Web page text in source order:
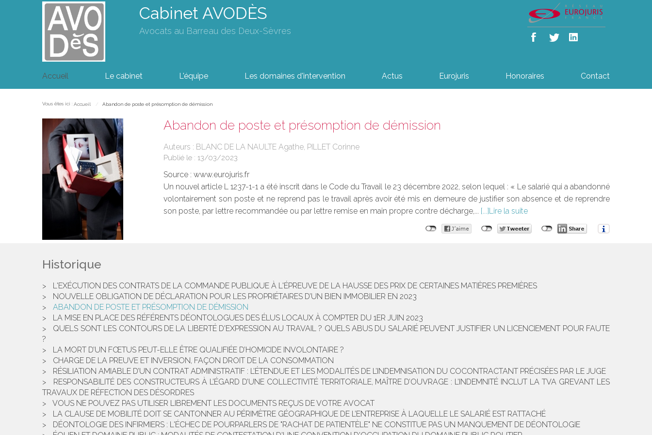
Cabinet AVODÈS
Avocats au Barreau des Deux-Sèvres
Accueil Le cabinet L'équipe Les domaines d'intervention Actus Eurojuris Honoraires Contact
Vous êtes ici : Accueil Abandon de poste et présomption de démission
Abandon de poste et présomption de démission
Auteurs : BLANC DE LA NAULTE Agathe, PILLET Corinne
Publié le : 13/03/2023
Source : www.eurojuris.fr
Un nouvel article L 1237-1-1 a été inscrit dans le Code du Travail le 23 décembre 2022, selon lequel : « Le salarié qui a abandonné
volontairement son poste et ne reprend pas le travail après avoir été mis en demeure de justifier son absence et de reprendre
son poste, par lettre recommandée ou par lettre remise en main propre contre décharge,...
Lire la suite
Historique
L'EXÉCUTION DES CONTRATS DE LA COMMANDE PUBLIQUE À L'ÉPREUVE DE LA HAUSSE DES PRIX DE CERTAINES MATIÈRES PREMIÈRES
NOUVELLE OBLIGATION DE DÉCLARATION POUR LES PROPRIÉTAIRES D’UN BIEN IMMOBILIER EN 2023
ABANDON DE POSTE ET PRÉSOMPTION DE DÉMISSION
LA MISE EN PLACE DES RÉFÉRENTS DÉONTOLOGUES DES ÉLUS LOCAUX À COMPTER DU 1ER JUIN 2023
QUELS SONT LES CONTOURS DE LA LIBERTÉ D'EXPRESSION AU TRAVAIL ? QUELS ABUS DU SALARIÉ PEUVENT JUSTIFIER UN LICENCIEMENT POUR FAUTE
?
LA MORT D’UN FŒTUS PEUT-ELLE ÊTRE QUALIFIÉE D’HOMICIDE INVOLONTAIRE ?
CHARGE DE LA PREUVE ET INVERSION, FAÇON DROIT DE LA CONSOMMATION
RÉSILIATION AMIABLE D’UN CONTRAT ADMINISTRATIF : L’ÉTENDUE ET LES MODALITÉS DE L’INDEMNISATION DU COCONTRACTANT PRÉCISÉES PAR LE JUGE
RESPONSABILITÉ DES CONSTRUCTEURS À L’ÉGARD D’UNE COLLECTIVITÉ TERRITORIALE, MAÎTRE D’OUVRAGE : L’INDEMNITÉ INCLUT LA TVA GREVANT LES
TRAVAUX DE RÉFECTION DES DÉSORDRES
VOUS NE POUVEZ PAS UTILISER LIBREMENT LES DOCUMENTS REÇUS DE VOTRE AVOCAT
LA CLAUSE DE MOBILITÉ DOIT SE CANTONNER AU PÉRIMÈTRE GÉOGRAPHIQUE DE L’ENTREPRISE À LAQUELLE LE SALARIÉ EST RATTACHÉ
DÉONTOLOGIE DES INFIRMIERS : L'ÉCHEC DE POURPARLERS DE "RACHAT DE PATIENTÈLE" NE CONSTITUE PAS UN MANQUEMENT DE DÉONTOLOGIE